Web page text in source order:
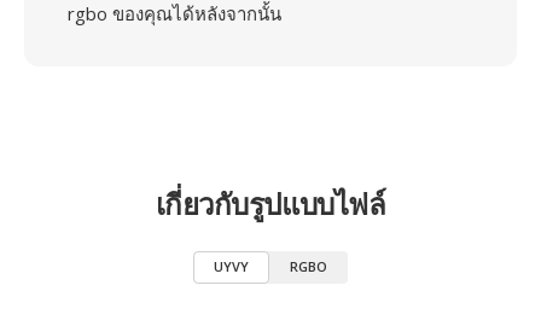
rgbo ของคุณได้หลังจากนั้น
เกี่ยวกับรูปแบบไฟล์
UYVY RGBO